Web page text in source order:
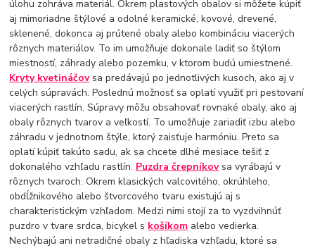
úlohu zohráva materiál. Okrem plastových obalov si môžete kúpiť
aj mimoriadne štýlové a odolné keramické, kovové, drevené,
sklenené, dokonca aj prútené obaly alebo kombináciu viacerých
rôznych materiálov. To im umožňuje dokonale ladiť so štýlom
miestností, záhrady alebo pozemku, v ktorom budú umiestnené.
Kryty kvetináčovsa predávajú po jednotlivých kusoch, ako aj v
celých súpravách. Poslednú možnosť sa oplatí využiť pri pestovaní
viacerých rastlín. Súpravy môžu obsahovať rovnaké obaly, ako aj
obaly rôznych tvarov a veľkostí. To umožňuje zariadiť izbu alebo
záhradu v jednotnom štýle, ktorý zaisťuje harmóniu. Preto sa
oplatí kúpiť takúto sadu, ak sa chcete dlhé mesiace tešiť z
dokonalého vzhľadu rastlín. Puzdra črepníkovsa vyrábajú v
rôznych tvaroch. Okrem klasických valcovitého, okrúhleho,
obdĺžnikového alebo štvorcového tvaru existujú aj s
charakteristickým vzhľadom. Medzi nimi stojí za to vyzdvihnúť
puzdro v tvare srdca, bicykel s košíkom alebo vedierka.
Nechýbajú ani netradičné obaly z hľadiska vzhľadu, ktoré sa